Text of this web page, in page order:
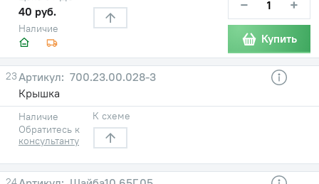
Наличие
40 руб. − +
Купить
23
700.23.00.028-3
Крышка
Наличие
Обратитесь к
консультанту
К схеме